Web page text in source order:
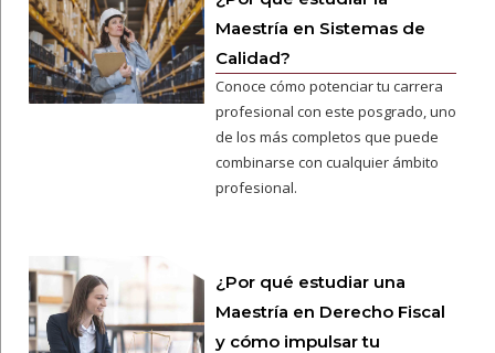
Maestría en Sistemas de
Calidad?
Conoce cómo potenciar tu carrera
profesional con este posgrado, uno
de los más completos que puede
combinarse con cualquier ámbito
profesional.
¿Por qué estudiar una
Maestría en Derecho Fiscal
y cómo impulsar tu